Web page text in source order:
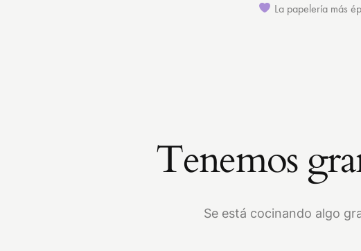
La papelería más
Tenemos
Se está cocinando algo